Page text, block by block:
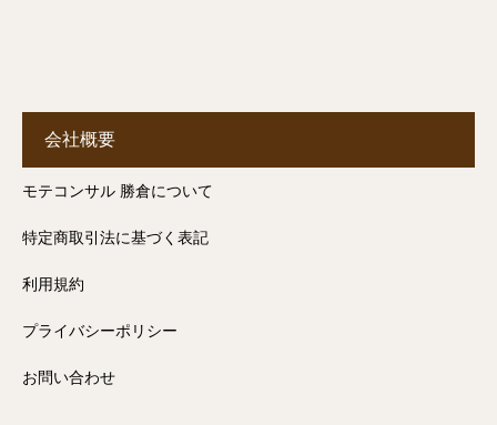
会社概要
モテコンサル 勝倉について
特定商取引法に基づく表記
利用規約
プライバシーポリシー
お問い合わせ